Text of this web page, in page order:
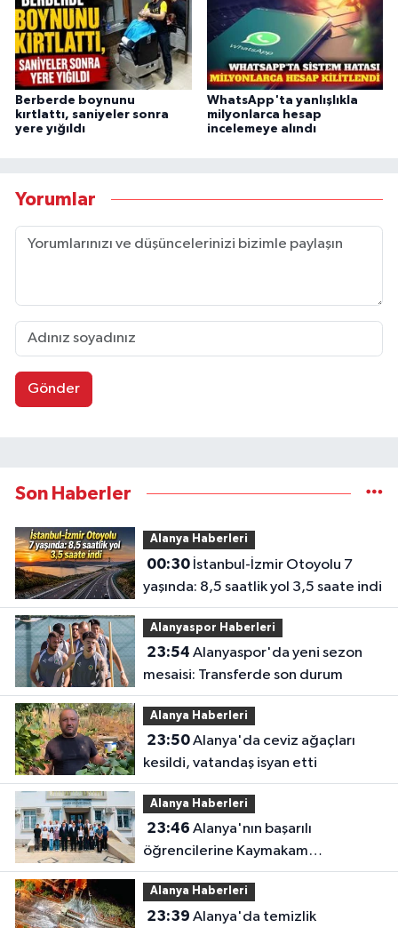
Berberde boynunu
kırtlattı, saniyeler sonra
yere yığıldı
WhatsApp'ta yanlışlıkla
milyonlarca hesap
incelemeye alındı
Yorumlar
Gönder
Son Haberler
Alanya Haberleri
00:30İstanbul-İzmir Otoyolu 7
yaşında: 8,5 saatlik yol 3,5 saate indi
Alanyaspor Haberleri
23:54
mesaisi: Transferde son durum
Alanya Haberleri
23:50Alanya'da ceviz ağaçları
kesildi, vatandaş isyan etti
Alanya Haberleri
23:46
öğrencilerine Kaymakam
Öztürk'ten tebrik
Alanya Haberleri
23:39